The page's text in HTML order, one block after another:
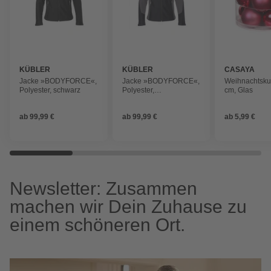
KÜBLER
Jacke »BODYFORCE«,
Polyester, schwarz
ab 99,99 €
KÜBLER
Jacke »BODYFORCE«,
Polyester,
ab 99,99 €
CASAYA
cm, Glas
ab5,99 €
Newsletter: Zusammen
machen wir Dein Zuhause zu
einem schöneren Ort.